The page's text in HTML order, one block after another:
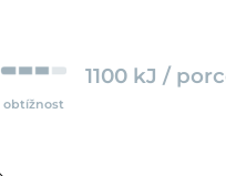
obtížnost
1100 kJ /